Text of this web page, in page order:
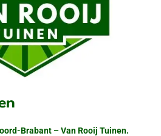
Brabant – Van Rooij Tuinen.